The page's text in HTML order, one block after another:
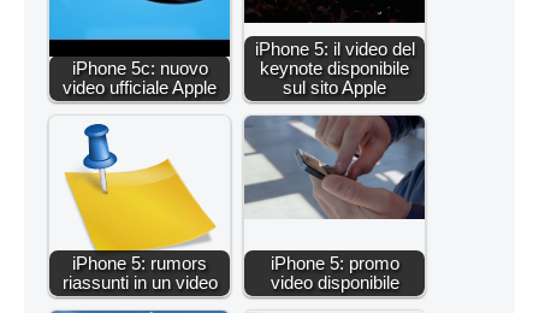
iPhone 5c: nuovo
video ufficiale Apple
iPhone 5: il video del
keynote disponibile
sul sito Apple
iPhone 5: rumors
riassunti in un video
iPhone 5: promo
video disponibile